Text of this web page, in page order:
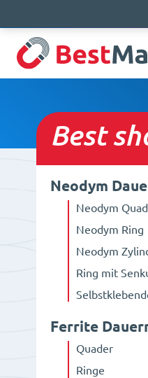
Best
Neodym
Neodym
Neodym Ring
Neodym
Ring mit
Ferrite
Quader
Ringe